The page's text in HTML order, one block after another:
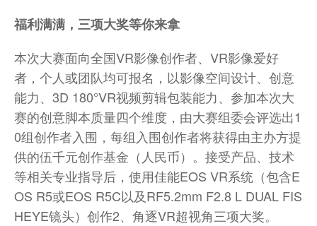
福利满满，三项大奖等你来拿
本次大赛面向全国VR影像创作者、VR影像爱好
者，个人或团队均可报名，以影像空间设计、创意
能力、3D 180°VR视频剪辑包装能力、参加本次大
赛的创意脚本质量四个维度，由大赛组委会评选出1
0组创作者入围，每组入围创作者将获得由主办方提
供的伍千元创作基金（人民币）。接受产品、技术
等相关专业指导后，使用佳能EOS VR系统（包含E
OS R5或EOS R5C以及RF5.2mm F2.8 L DUAL FIS
HEYE镜头）创作2、角逐VR超视角三项大奖。